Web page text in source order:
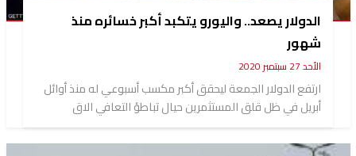
الدولار يصعد.. واليورو يتكبد أكبر خسائره منذ
شهور
الأحد 27 سبتمبر 2020
ارتفع الدولار الجمعة ليحقق أكبر مكسب أسبوعي له منذ أوائل
أبريل في ظل قلق المستثمرين حيال تباطؤ التعافي الاق